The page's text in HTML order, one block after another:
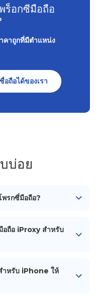
ร็อกซีมือถือ
คาถูกที่มีตำแหน่ง
ถือได้ของเรา
บ่อย
พรกซี่มือถือ?
เชื่อมต่อเครือข่ายมือถือ
รจัดการโพรกซี่เพื่อตั้งค่า
อถือ iProxy สำหรับ
Play Store หรือ
ำหรับ iPhone ให้